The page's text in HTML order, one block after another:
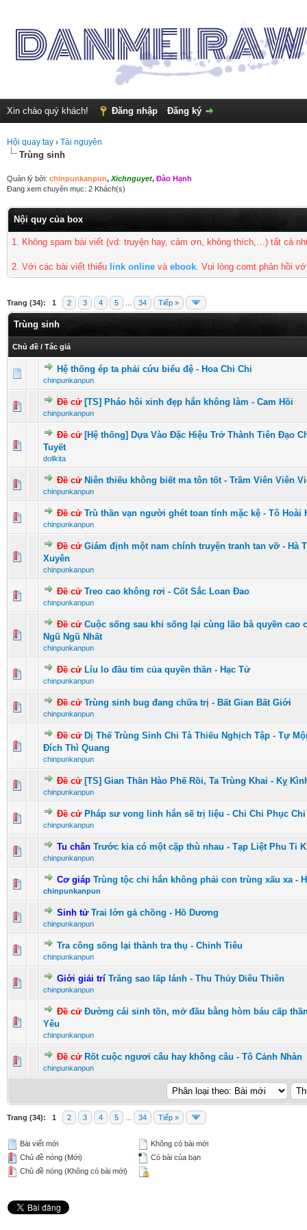
Xin chào quý khách! Đăng nhập Đăng ký
Hội quay tay › Tài nguyên
Trùng sinh
Quản lý bởi: chinpunkanpun, Xichnguyet, Đào Hạnh
Đang xem chuyên mục: 2 Khách(s)
Nội quy của box
1. Không spam bài viết (vd: truyện hay, cảm ơn, không thích,…) tất cả
2. Với các bài viết thiếu link online và ebook. Vui lòng comt phản hồi
Trang (34): 1 2 3 4 5 34 Tiếp »
Trùng sinh
Chủ đề / Tác giả
Hệ thống ép ta phải cứu biểu đệ - Hoa Chi Chi
chinpunkanpun
0 Vote(s) - 0 vượt quá 5 sao
123 45
Đề cử [TS] Pháo hôi xinh đẹp hắn không làm - Cam Hồi
chinpunkanpun
0 Vote(s) - 0 vượt quá 5 sao
12345
Đề cử [Hệ thống] Dựa Vào Đặc Hiệu Trở Thành Tiên Đạo
Tuyết
dollkita
Đề cử Niên thiếu không biết ma tôn tốt - Trầm Viên Viên
chinpunkanpun
0 Vote(s) - 0 vượt quá 5 sao
12 345
Đề cử Trù thần vạn người ghét toan tính mặc kệ - Tô Hoài
chinpunkanpun
0 Vote(s) - 0 vượt quá 5 sao
1234 5
Đề cử Giám định một nam chính truyện tranh tan vỡ - Hà
Xuyên
chinpunkanpun
Đề cử Treo cao không rơi - Cốt Sắc Loan Đao
chinpunkanpun
0 Vote(s) - 0 vượt quá 5 sao
1 234 5
Đề cử Cuộc sống sau khi sống lại cùng lão bà quyền cao
Ngũ Ngũ Nhất
chinpunkanpun
0 Vote(s) - 0 vượt quá 5 sao
Đề cử Líu lo đầu tim của quyền thần - Hạc Tử
chinpunkanpun
0 Vote(s) - 0 vượt quá 5 sao
12345
Đề cử Trùng sinh bug đang chữa trị - Bất Gian Bất Giới
chinpunkanpun
0 Vote(s) - 0 vượt quá 5 sao
1 2345
Đề cử Dị Thế Trùng Sinh Chi Tà Thiếu Nghịch Tập - Tự
Đích Thì Quang
chinpunkanpun
Đề cử [TS] Gian Thần Hào Phế Rồi, Ta Trùng Khai - Kỵ
chinpunkanpun
0 Vote(s) - 0 vượt quá 5 sao
1 234 5
Đề cử Pháp sư vong linh hắn sẽ trị liệu - Chi Chi Phục
chinpunkanpun
0 Vote(s) - 0 vượt quá 5 sao
12345
Tu chân Trước kia có một cặp thù nhau - Tạp Liệt Phu Ti
chinpunkanpun
0 Vote(s) - 0 vượt quá 5 sao
1234 5
Cơ giáp Trùng tộc chi hắn không phải con trùng xấu xa -
chinpunkanpun
0 Vote(s) - 0 vượt quá 5 sao
1 2345
Sinh tử Trai lớn gả chồng - Hồ Dương
chinpunkanpun
0 Vote(s) - 0 vượt quá 5 sao
1234 5
Tra công sống lại thành tra thụ - Chinh Tiêu
chinpunkanpun
0 Vote(s) - 0 vượt quá 5 sao
12345
Giới giải trí Trăng sao lấp lánh - Thu Thủy Diêu Thiên
chinpunkanpun
0 Vote(s) - 0 vượt quá 5 sao
1 234 5
Đề cử Đường cái sinh tồn, mở đầu bằng hòm báu cấp
Yêu
chinpunkanpun
Đề cử Rốt cuộc ngươi câu hay không câu - Tô Cảnh Nhàn
chinpunkanpun
0 Vote(s) - 0 vượt quá 5 sao
1 2345
Trang (34): 1 2 3 4 5 34 Tiếp »
Bài viết mới
Chủ đề nóng (Mới)
Chủ đề nóng (Không có bài mới)
Không có bài mới
Có bài của bạn